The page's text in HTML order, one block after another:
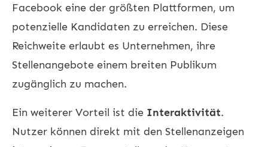
Facebook eine der größten Plattformen, um
potenzielle Kandidaten zu erreichen. Diese
Reichweite erlaubt es Unternehmen, ihre
Stellenangebote einem breiten Publikum
zugänglich zu machen.
Ein weiterer Vorteil ist die Interaktivität.
Nutzer können direkt mit den Stellenanzeigen